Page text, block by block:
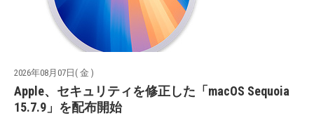
2026年08月07日( 金 )
Apple、セキュリティを修正した「macOS Sequoia
15.7.9」を配布開始